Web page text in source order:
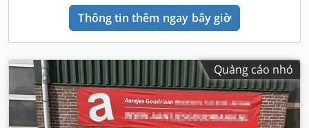
Thông tin thêm ngay bây giờ
Quảng cáo nhỏ